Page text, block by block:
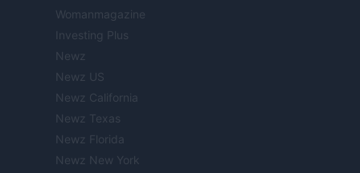
Womanmagazine
Investing Plus
Newz
Newz US
Newz California
Newz Texas
Newz Florida
Newz New York